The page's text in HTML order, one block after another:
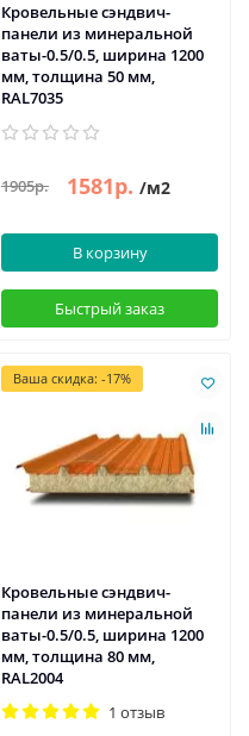
Кровельные сэндвич-
панели из минеральной
ваты-0.5/0.5, ширина 1200
мм, толщина 50 мм,
RAL7035
1905р. 1581р. /м2
В корзину
Быстрый заказ
Ваша скидка: -17%
Кровельные сэндвич-
панели из минеральной
ваты-0.5/0.5, ширина 1200
мм, толщина 80 мм,
RAL2004
1 отзыв